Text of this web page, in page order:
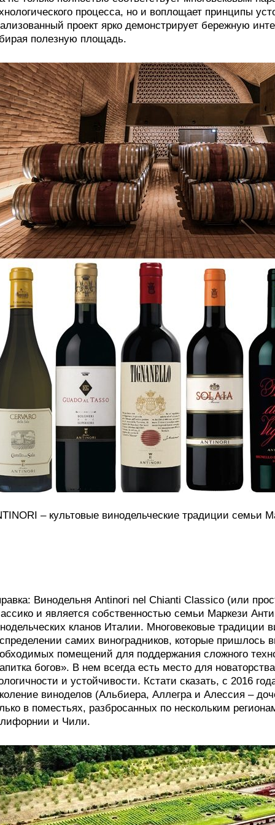
процесса, но и воплощает принципы
проект ярко демонстрирует бережную
полезную площадь.
– культовые винодельческие традиции семьи
Винодельня Antinori nel Chianti Classico (или
и является собственностью семьи Маркези
кланов Италии. Многовековые традиции
самих виноградников, которые пришлось
помещений для поддержания сложного
богов». В нем всегда есть место для
и устойчивости. Кстати сказать, с 2016
виноделов (Альбиера, Аллегра и Алессия –
в поместьях, разбросанных по нескольким
и Чили.